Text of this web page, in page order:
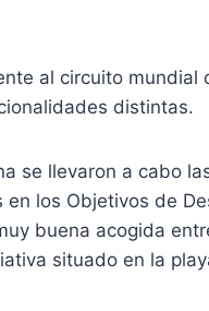
al circuito
distintas.
se llevaron a cabo
los Objetivos de
buena acogida
situado en la